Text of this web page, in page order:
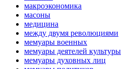
макроэкономика
масоны
медицина
между двумя революциями
мемуары военных
мемуары деятелей культуры
мемуары духовных лиц